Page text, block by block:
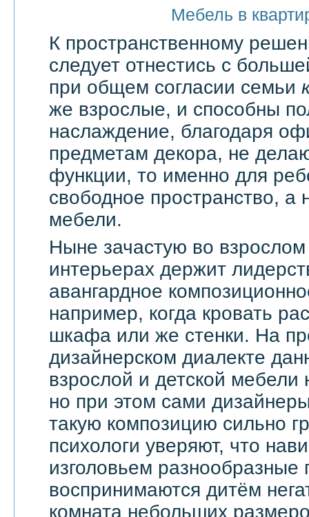
Мебель в
К пространственному
следует отнестись с
при общем согласии семьи
же взрослые, и способны
наслаждение, благодаря
предметам декора, не
функции, то именно для
свободное пространство, а
мебели.
Ныне зачастую во
интерьерах держит
авангардное
например, когда кровать
шкафа или же стенки. На
дизайнерском диалекте
взрослой и детской
но при этом сами
такую композицию сильно
психологи уверяют, что
изголовьем разнообразные
воспринимаются дитём
комната небольших